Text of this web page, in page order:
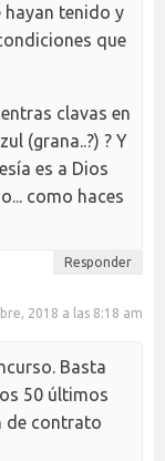
tenido y
que
clavas en
(grana..?) ? Y
es a Dios
como haces
Responder
2018 a las 8:18 am
Basta
50 últimos
de contrato